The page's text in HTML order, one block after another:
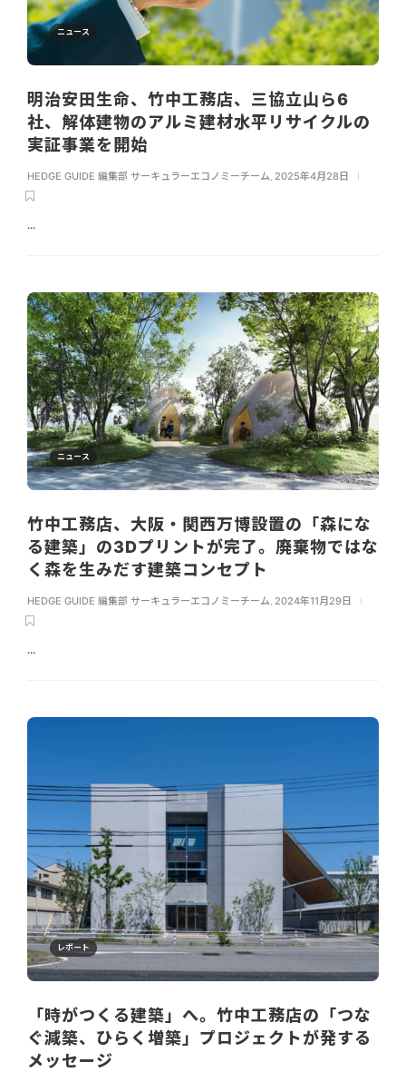
ニュース
明治安田生命、竹中工務店、三協立山ら6
社、解体建物のアルミ建材水平リサイクルの
実証事業を開始
HEDGE GUIDE 編集部 サーキュラーエコノミーチーム 2025年4月28日
...
ニュース
竹中工務店、大阪・関西万博設置の「森にな
る建築」の3Dプリントが完了。廃棄物ではな
く森を生みだす建築コンセプト
HEDGE GUIDE 編集部 サーキュラーエコノミーチーム, 2024年11月29日
...
レポート
「時がつくる建築」へ。竹中工務店の「つな
ぐ減築、ひらく増築」プロジェクトが発する
メッセージ